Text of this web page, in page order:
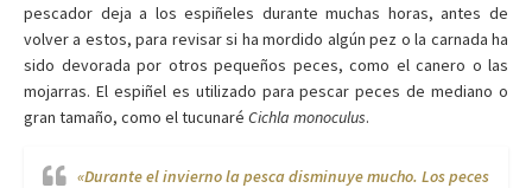
pescador deja a los espiñeles durante muchas horas, antes de
volver a estos, para revisar si ha mordido algún pez o la carnada ha
sido devorada por otros pequeños peces, como el canero o las
mojarras. El espiñel es utilizado para pescar peces de mediano o
gran tamaño, como el tucunaré Cichla monoculus.
«Durante el invierno la pesca disminuye mucho. Los peces